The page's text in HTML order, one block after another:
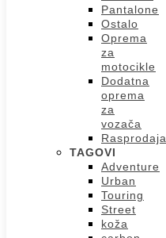
Pantalone
Ostalo
Oprema
za
motocikle
Dodatna
oprema
za
vozača
Rasprodaja
TAGOVI
Adventure
Urban
Touring
Street
koža